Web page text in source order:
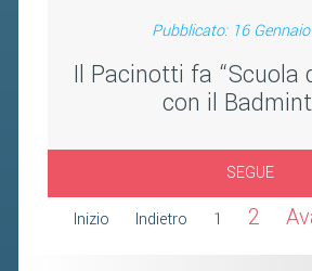
Pubblicato: 16
Il Pacinotti fa “Scuola
con il
SEGUE
Inizio Indietro 1 2